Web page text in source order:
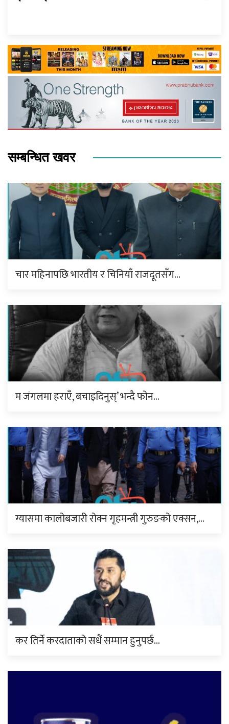
सम्बन्धित खवर
चार महिनापछि भारतीय र चिनियाँ राजदूतसँग…
म जंगलमा हराएँ, बचाइदिनुस्’ भन्दै फोन…
ग्यासमा कालोबजारी रोक्न गृहमन्त्री गुरुङको एक्सन,…
कर तिर्ने करदाताको सधैं सम्मान हुनुपर्छ…